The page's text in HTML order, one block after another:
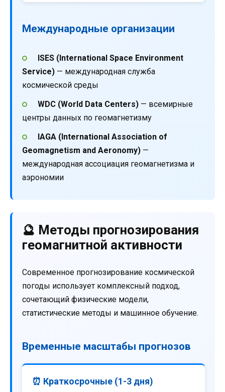
Международные организации
ISES (International Space Environment
Service) — международная служба
космической среды
WDC (World Data Centers)— всемирные
центры данных по геомагнетизму
IAGA (International Association of
Geomagnetism and Aeronomy) —
международная ассоциация геомагнетизма и
аэрономии
🔮 Методы прогнозирования
геомагнитной активности
Современное прогнозирование космической
погоды использует комплексный подход,
сочетающий физические модели,
статистические методы и машинное обучение.
Временные масштабы прогнозов
⏰ Краткосрочные (1-3 дня)